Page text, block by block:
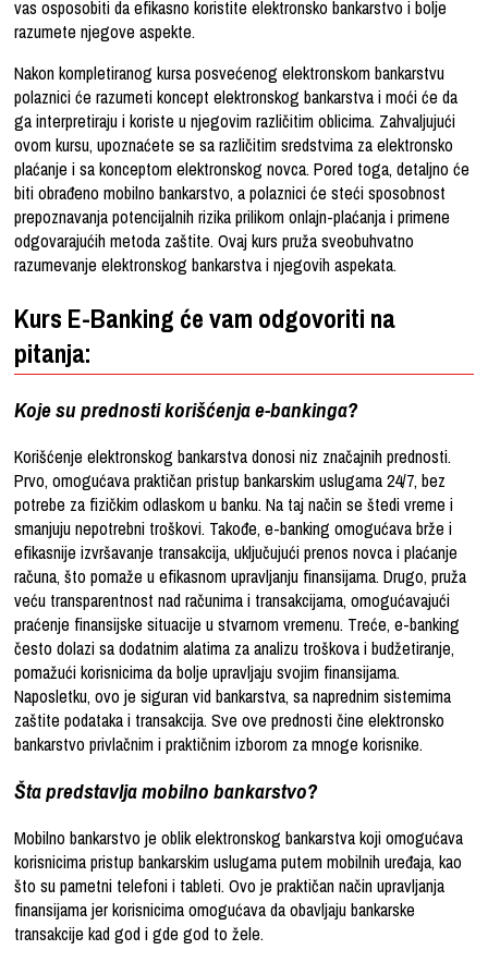
vas osposobiti da efikasno koristite elektronsko bankarstvo i bolje
razumete njegove aspekte.
Nakon kompletiranog kursa posvećenog elektronskom bankarstvu
polaznici će razumeti koncept elektronskog bankarstva i moći će da
ga interpretiraju i koriste u njegovim različitim oblicima. Zahvaljujući
ovom kursu, upoznaćete se sa različitim sredstvima za elektronsko
plaćanje i sa konceptom elektronskog novca. Pored toga, detaljno će
biti obrađeno mobilno bankarstvo, a polaznici će steći sposobnost
prepoznavanja potencijalnih rizika prilikom onlajn-plaćanja i primene
odgovarajućih metoda zaštite. Ovaj kurs pruža sveobuhvatno
razumevanje elektronskog bankarstva i njegovih aspekata.
Kurs E-Banking će vam odgovoriti na
pitanja:
Koje su prednosti korišćenja e-bankinga?
Korišćenje elektronskog bankarstva donosi niz značajnih prednosti.
Prvo, omogućava praktičan pristup bankarskim uslugama 24/7, bez
potrebe za fizičkim odlaskom u banku. Na taj način se štedi vreme i
smanjuju nepotrebni troškovi. Takođe, e-banking omogućava brže i
efikasnije izvršavanje transakcija, uključujući prenos novca i plaćanje
računa, što pomaže u efikasnom upravljanju finansijama. Drugo, pruža
veću transparentnost nad računima i transakcijama, omogućavajući
praćenje finansijske situacije u stvarnom vremenu. Treće, e-banking
često dolazi sa dodatnim alatima za analizu troškova i budžetiranje,
pomažući korisnicima da bolje upravljaju svojim finansijama.
Naposletku, ovo je siguran vid bankarstva, sa naprednim sistemima
zaštite podataka i transakcija. Sve ove prednosti čine elektronsko
bankarstvo privlačnim i praktičnim izborom za mnoge korisnike.
Šta predstavlja mobilno bankarstvo?
Mobilno bankarstvo je oblik elektronskog bankarstva koji omogućava
korisnicima pristup bankarskim uslugama putem mobilnih uređaja, kao
što su pametni telefoni i tableti. Ovo je praktičan način upravljanja
finansijama jer korisnicima omogućava da obavljaju bankarske
transakcije kad god i gde god to žele.